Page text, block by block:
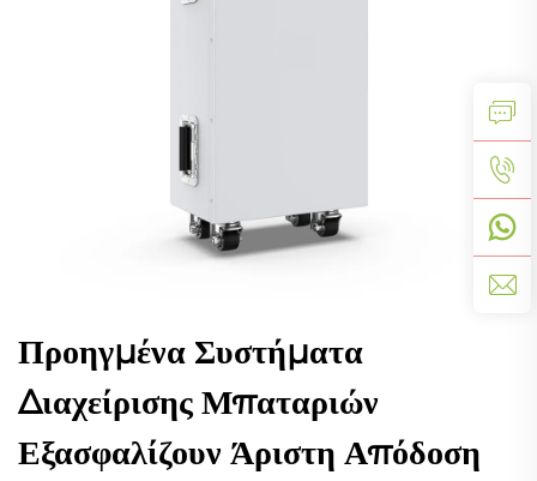
Προηγμένα Συστήματα
Διαχείρισης Μπαταριών
Εξασφαλίζουν Άριστη Απόδοση